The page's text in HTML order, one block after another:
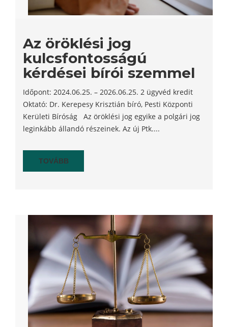
Az öröklési jog
kulcsfontosságú
kérdései bírói szemmel
Időpont: 2024.06.25. – 2026.06.25. 2 ügyvéd kredit
Oktató: Dr. Kerepesy Krisztián bíró, Pesti Központi
Kerületi Bíróság Az öröklési jog egyike a polgári jog
leginkább állandó részeinek. Az új Ptk....
TOVÁBB